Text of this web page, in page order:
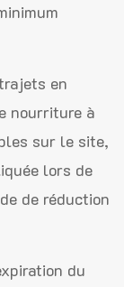
en
nourriture à
sur le site,
lors de
de réduction
du